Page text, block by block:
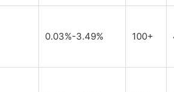
0.03%-3.49% 100+